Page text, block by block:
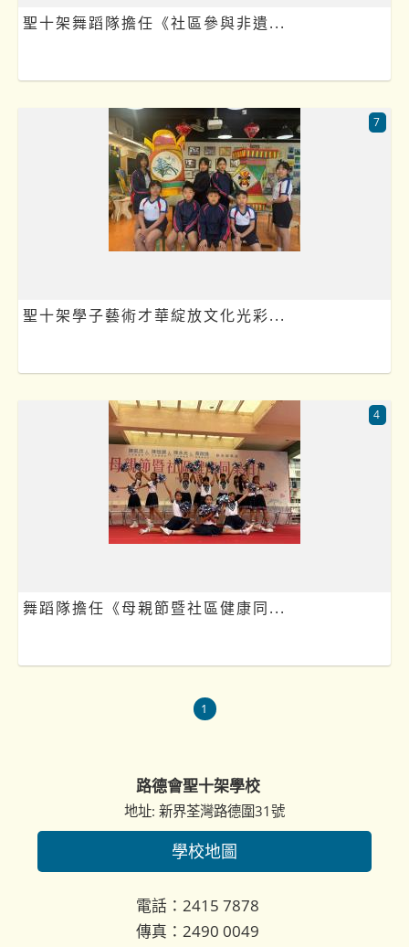
聖十架舞蹈隊擔任《社區參與非遺...
聖十架學子藝術才華綻放文化光彩...
7
舞蹈隊擔任《母親節暨社區健康同...
4
1
路德會聖十架學校
地址: 新界荃灣路德圍31號
學校地圖
電話：2415 7878
傳真：2490 0049